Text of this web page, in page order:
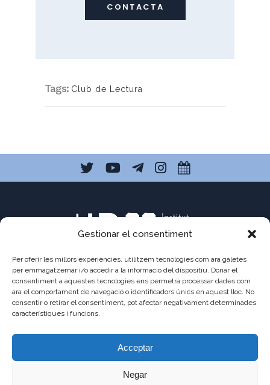
Gestionar el consentiment
Per oferir les millors experiències, utilitzem tecnologies com ara galetes
per emmagatzemar i/o accedir a la informació del dispositiu. Donar el
consentiment a aquestes tecnologies ens permetrà processar dades com
ara el comportament de navegació o identificadors únics en aquest lloc. No
consentir o retirar el consentiment, pot afectar negativament determinades
característiques i funcions.
Acceptar
Negar
CONTACTA
Tags: Club de Lectura
C/ Pau Claris 121
08009 Barcelona
93 487 03 01